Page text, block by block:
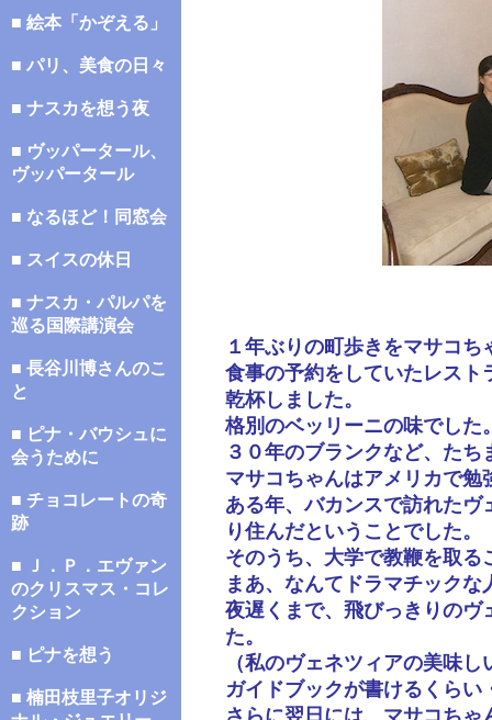
■ 絵本「かぞえる」
■ パリ、美食の日々
■ ナスカを想う夜
■ ヴッパータール、
ヴッパータール
■ なるほど！同窓会
■ スイスの休日
■ ナスカ・パルパを
巡る国際講演会
■ 長谷川博さんのこ
と
■ ピナ・バウシュに
会うために
■ チョコレートの奇
跡
■ Ｊ．Ｐ．エヴァン
のクリスマス・コレ
クション
■ ピナを想う
■ 楠田枝里子オリジ
１年ぶりの町歩きをマサコ
食事の予約をしていたレスト
乾杯しました。
格別のベッリーニの味でした
３０年のブランクなど、た
マサコちゃんはアメリカで
ある年、バカンスで訪れた
り住んだということでした。
そのうち、大学で教鞭を取る
まあ、なんてドラマチックな
夜遅くまで、飛びっきりのヴ
た。
（私のヴェネツィアの美味
ガイドブックが書けるくらい
さらに翌日には、マサコち